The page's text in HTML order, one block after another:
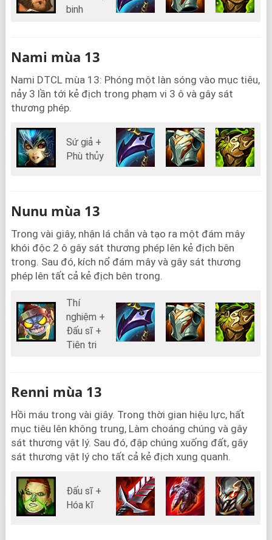
binh
Nami mùa 13
Nami DTCL mùa 13: Phóng một làn sóng vào mục tiêu,
nảy 3 lần tới kẻ địch trong phạm vi 3 ô và gây sát
thương phép.
Sứ giả +
Phù thủy
Nunu mùa 13
Trong vài giây, nhận lá chắn và tạo ra một đám mây
khói độc 2 ô gây sát thương phép lên kẻ địch bên
trong. Sau đó, kích nổ đám mây và gây sát thương
phép lên tất cả kẻ địch bên trong.
Thí
nghiệm +
Đấu sĩ +
Tiên tri
Renni mùa 13
Hồi máu trong vài giây. Trong thời gian hiệu lực, hất
mục tiêu lên không trung, Làm choáng chúng và gây
sát thương vật lý. Sau đó, đập chúng xuống đất, gây
sát thương vật lý cho tất cả kẻ địch xung quanh.
Đấu sĩ +
Hóa kĩ